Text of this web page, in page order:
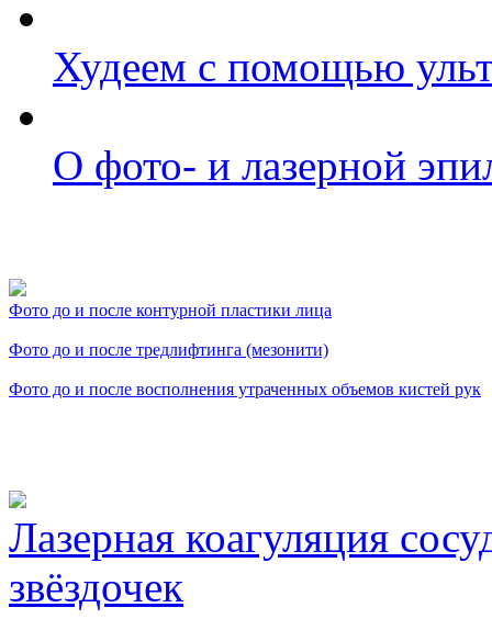
Худеем с помощью
О фото- и лазерной
Фото до и после контурной пластики лица
Фото до и после тредлифтинга (мезонити)
Фото до и после восполнения утраченных объемов кистей рук
Лазерная коагуляция
звёздочек